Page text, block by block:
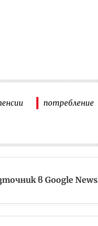
потребление
в Google News